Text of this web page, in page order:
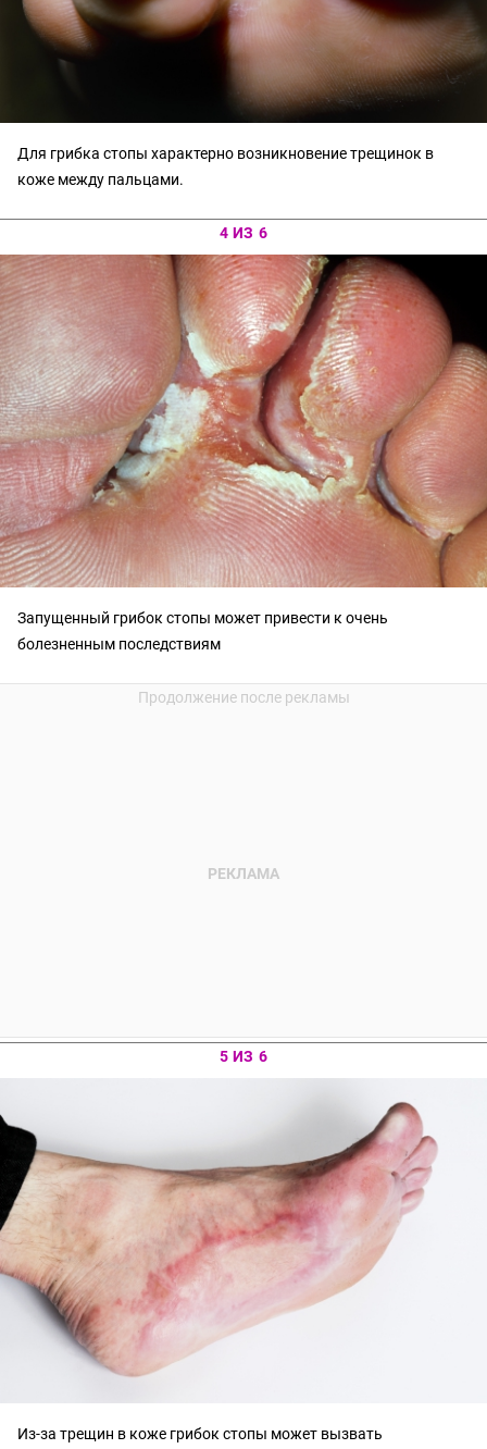
Для грибка стопы характерно возникновение трещинок в
коже между пальцами.
4 ИЗ 6
Запущенный грибок стопы может привести к очень
болезненным последствиям
5 ИЗ 6
Из-за трещин в коже грибок стопы может вызвать